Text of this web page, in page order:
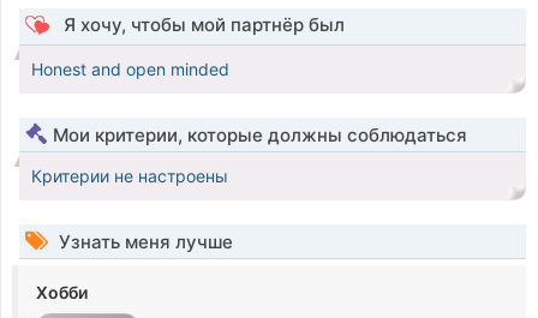
Я хочу, чтобы мой партнёр был
Honest and open minded
Мои критерии, которые должны соблюдаться
Критерии не настроены
Узнать меня лучше
Хобби